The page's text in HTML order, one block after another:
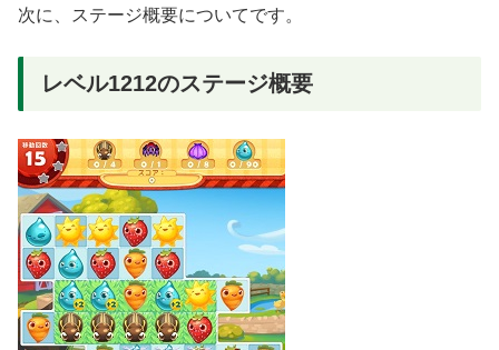
次に、ステージ概要についてです。
レベル1212のステージ概要